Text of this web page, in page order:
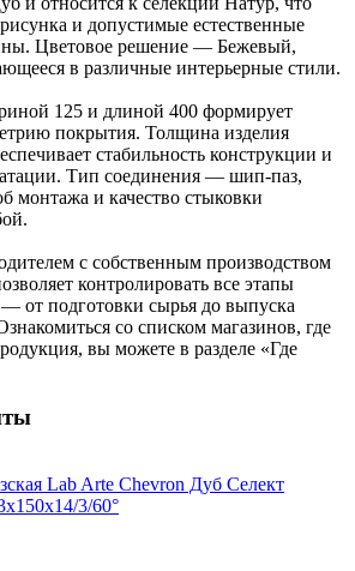
и допустимые естественные
Цветовое решение — Бежевый,
в различные интерьерные стили.
125 и длиной 400 формирует
покрытия. Толщина изделия
стабильность конструкции и
Тип соединения — шип-паз,
монтажа и качество стыковки
с собственным производством
контролировать все этапы
от подготовки сырья до выпуска
со списком магазинов, где
вы можете в разделе «Где
Lab Arte Chevron Дуб Селект
3/60°